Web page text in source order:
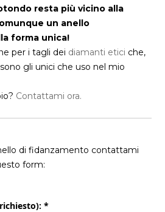
resta più vicino alla
un anello
forma unica!
per i tagli dei diamanti etici che,
gli unici che uso nel mio
Contattami ora.
di fidanzamento contattami
form:
*